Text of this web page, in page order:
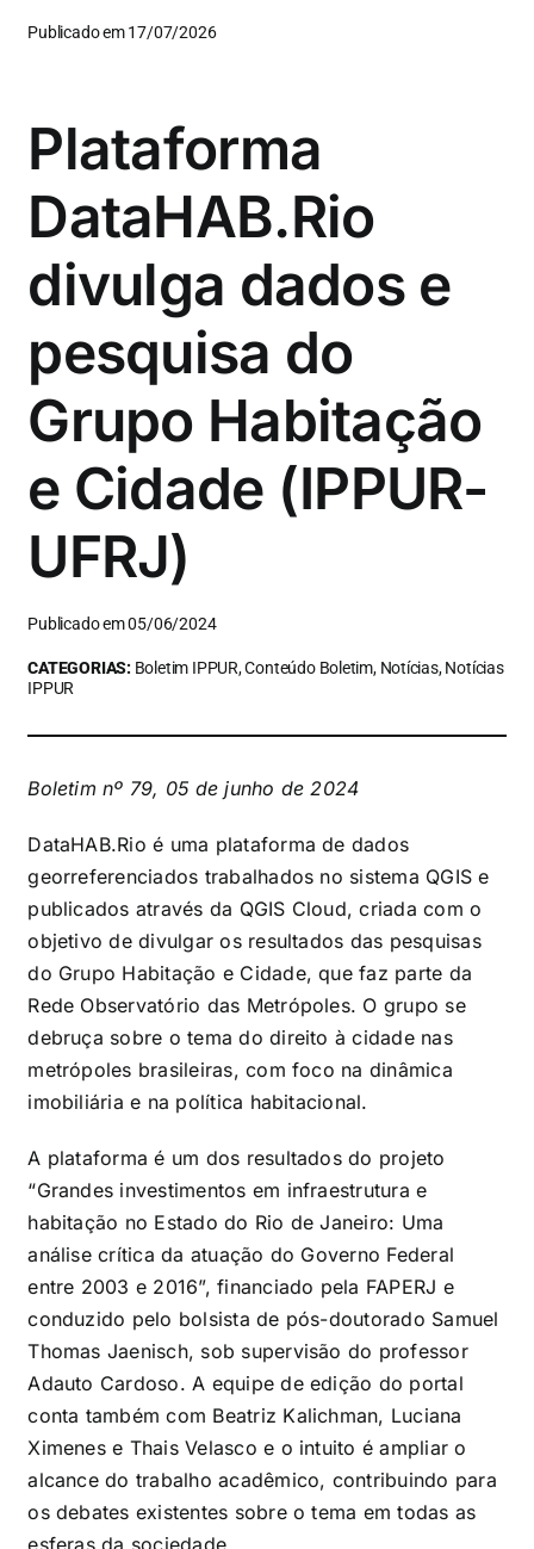
Publicado em 17/07/2026
Plataforma
DataHAB.Rio
divulga dados e
pesquisa do
Grupo Habitação
e Cidade (IPPUR-
UFRJ)
Publicado em 05/06/2024
CATEGORIAS: Boletim IPPUR, Conteúdo Boletim, Notícias, Notícias
IPPUR
Boletim nº 79, 05 de junho de 2024
DataHAB.Rio é uma plataforma de dados
georreferenciados trabalhados no sistema QGIS e
publicados através da QGIS Cloud, criada com o
objetivo de divulgar os resultados das pesquisas
do Grupo Habitação e Cidade, que faz parte da
Rede Observatório das Metrópoles. O grupo se
debruça sobre o tema do direito à cidade nas
metrópoles brasileiras, com foco na dinâmica
imobiliária e na política habitacional.
A plataforma é um dos resultados do projeto
“Grandes investimentos em infraestrutura e
habitação no Estado do Rio de Janeiro: Uma
análise crítica da atuação do Governo Federal
entre 2003 e 2016”, financiado pela FAPERJ e
conduzido pelo bolsista de pós-doutorado Samuel
Thomas Jaenisch, sob supervisão do professor
Adauto Cardoso. A equipe de edição do portal
conta também com Beatriz Kalichman, Luciana
Ximenes e Thais Velasco e o intuito é ampliar o
alcance do trabalho acadêmico, contribuindo para
os debates existentes sobre o tema em todas as
esferas da sociedade.